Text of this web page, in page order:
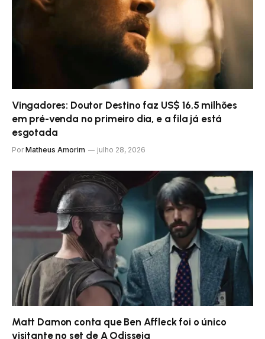
Vingadores: Doutor Destino faz US$ 16,5 milhões
em pré-venda no primeiro dia, e a fila já está
esgotada
Por Matheus Amorim julho 28, 2026
Matt Damon conta que Ben Affleck foi o único
visitante no set de A Odisseia